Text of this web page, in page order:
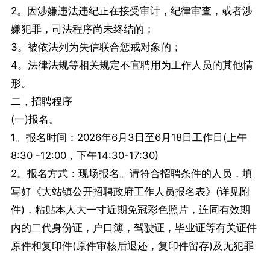
2。因涉嫌违法违纪正在接受审计，纪律审查，或者涉
嫌犯罪，司法程序尚未终结的；
3。被依法列为失信联合惩戒对象的；
4。法律法规等相关规定不宜聘用为工作人员的其他情
形。
二，招聘程序
(一)报名。
1。报名时间：2026年6月3日至6月18日工作日(上午
8:30 -12:00，下午14:30-17:30)
2。报名方式：现场报名。请符合招聘条件的人员，填
写好《大站镇公开招聘政府工作人员报名表》(详见附
件)，粘贴本人大一寸近期免冠彩色照片，连同有效期
内的二代身份证，户口簿，驾驶证，毕业证等有关证件
原件和复印件(原件审核后退还，复印件留存)及无犯罪